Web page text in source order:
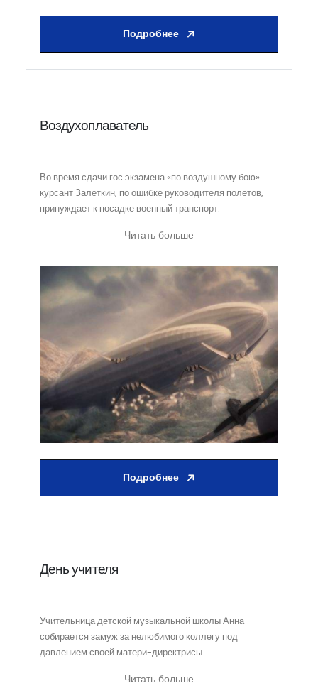
Подробнее
Подробнее
Воздухоплаватель
Во время сдачи гос.экзамена «по воздушному бою»
курсант Залеткин, по ошибке руководителя полетов,
принуждает к посадке военный транспорт.
Читать больше
День учителя
Учительница детской музыкальной школы Анна
собирается замуж за нелюбимого коллегу под
давлением своей матери-директрисы.
Читать больше